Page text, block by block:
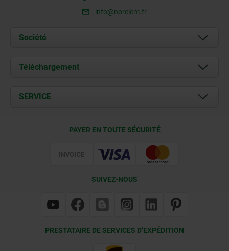
info@norelem.fr
Société
À propos de nous
Contact
Téléchargement
Documents
SERVICE
PAYER EN TOUTE SÉCURITÉ
SUIVEZ-NOUS
PRESTATAIRE DE SERVICES D’EXPÉDITION